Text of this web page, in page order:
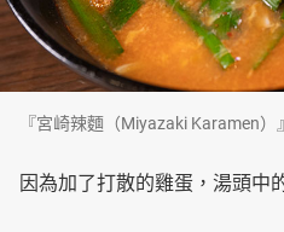
『宮崎辣麵（Miyazaki Karamen
因為加了打散的雞蛋，湯頭中